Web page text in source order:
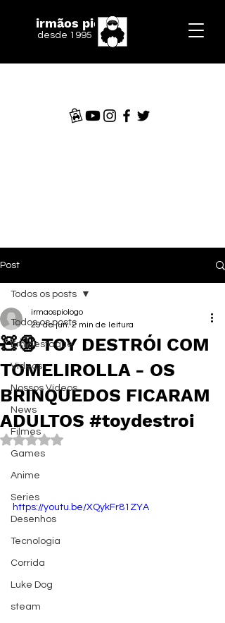
irmãos piologo
desde 1995
Post
Todos os posts
Em destaque
Vídeos
Nossos Vídeos
News
Filmes
Games
Anime
Series
Desenhos
Tecnologia
Corrida
Luke Dog
steam
Todos os posts
🧸🔞 TOY DESTRÓI COM
TOMELIROLLA - OS
BRINQUEDOS FICARAM
ADULTOS #toydestroi
irmaospiologo
29 de jun. 2 min de leitura
Avaliado com NaN de 5 estrelas.
https://youtu.be/XQykFr81ZYA